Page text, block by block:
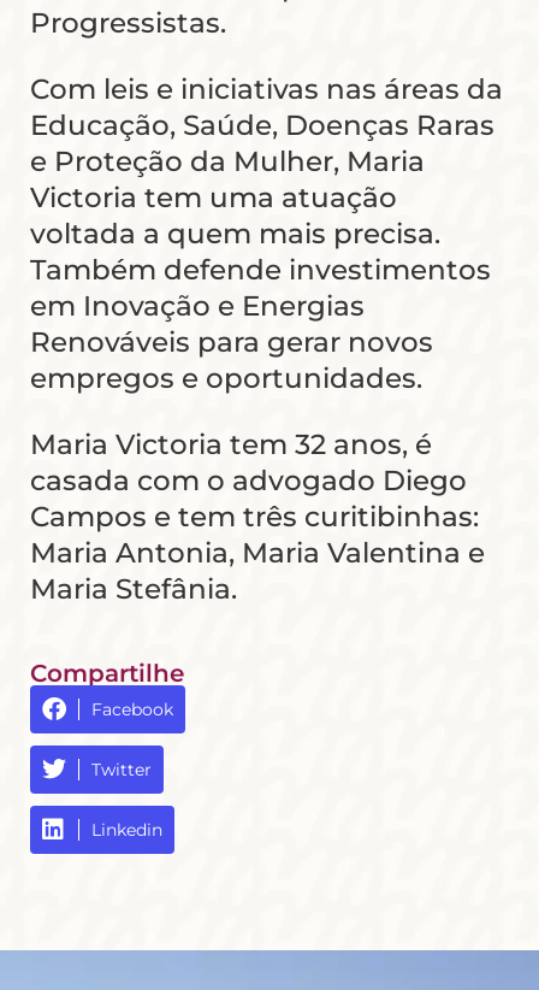
Progressistas.
Com leis e iniciativas nas áreas da
Educação, Saúde, Doenças Raras
e Proteção da Mulher, Maria
Victoria tem uma atuação
voltada a quem mais precisa.
Também defende investimentos
em Inovação e Energias
Renováveis para gerar novos
empregos e oportunidades.
Maria Victoria tem 32 anos, é
casada com o advogado Diego
Campos e tem três curitibinhas:
Maria Antonia, Maria Valentina e
Maria Stefânia.
Compartilhe
Facebook
Twitter
Linkedin